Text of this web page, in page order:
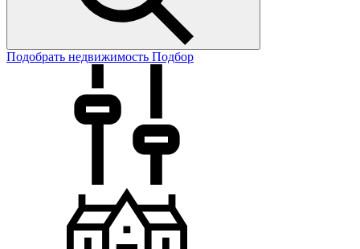
Подобрать недвижимость Подбор